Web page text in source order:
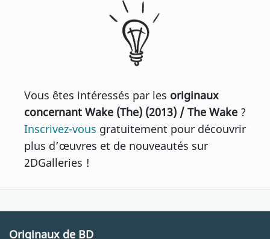
Vous êtes intéressés par les originaux
concernant Wake (The) (2013) / The Wake ?
Inscrivez-vous gratuitement pour découvrir
plus d’œuvres et de nouveautés sur
2DGalleries !
Originaux de BD